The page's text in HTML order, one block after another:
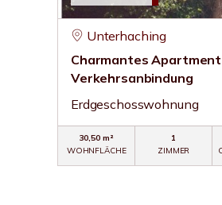
Unterhaching
Charmantes
Verkehrsanbindung
Erdgeschosswohnung
30,50 m²
WOHNFLÄCHE
1
ZIMMER